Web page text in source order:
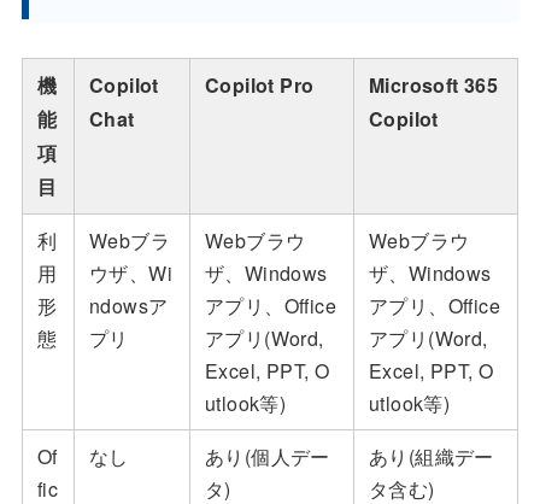
機
能
項
目
Copilot
Chat
Copilot Pro
Microsoft 365
Copilot
利
用
形
態
Webブラ
ウザ、Wi
ndowsア
プリ
Webブラウ
ザ、Windows
アプリ、Office
アプリ(Word,
Excel, PPT, O
utlook等)
Webブラウ
ザ、Windows
アプリ、Office
アプリ(Word,
Excel, PPT, O
utlook等)
Of
fic
なし
あり(個人デー
タ)
あり(組織デー
タ含む)